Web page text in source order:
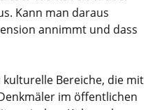
Kann man daraus
annimmt und dass
Bereiche, die mit
im öffentlichen